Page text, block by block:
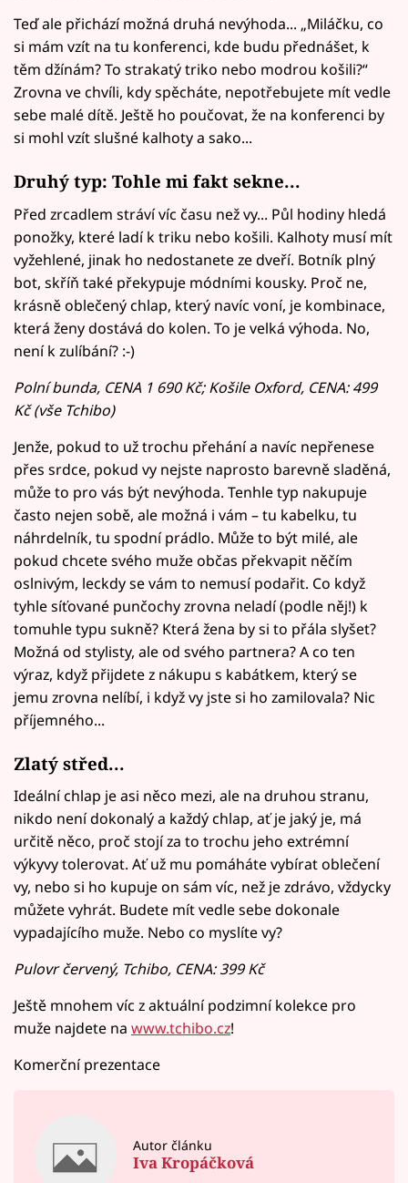
Teď ale přichází možná druhá nevýhoda... „Miláčku, co
si mám vzít na tu konferenci, kde budu přednášet, k
těm džínám? To strakatý triko nebo modrou košili?“
Zrovna ve chvíli, kdy spěcháte, nepotřebujete mít vedle
sebe malé dítě. Ještě ho poučovat, že na konferenci by
si mohl vzít slušné kalhoty a sako...
Druhý typ: Tohle mi fakt sekne...
Před zrcadlem stráví víc času než vy... Půl hodiny hledá
ponožky, které ladí k triku nebo košili. Kalhoty musí mít
vyžehlené, jinak ho nedostanete ze dveří. Botník plný
bot, skříň také překypuje módními kousky. Proč ne,
krásně oblečený chlap, který navíc voní, je kombinace,
která ženy dostává do kolen. To je velká výhoda. No,
není k zulíbání? :-)
Polní bunda, CENA 1 690 Kč; Košile Oxford, CENA: 499
Kč (vše Tchibo)
Jenže, pokud to už trochu přehání a navíc nepřenese
přes srdce, pokud vy nejste naprosto barevně sladěná,
může to pro vás být nevýhoda. Tenhle typ nakupuje
často nejen sobě, ale možná i vám – tu kabelku, tu
náhrdelník, tu spodní prádlo. Může to být milé, ale
pokud chcete svého muže občas překvapit něčím
oslnivým, leckdy se vám to nemusí podařit. Co když
tyhle síťované punčochy zrovna neladí (podle něj!) k
tomuhle typu sukně? Která žena by si to přála slyšet?
Možná od stylisty, ale od svého partnera? A co ten
výraz, když přijdete z nákupu s kabátkem, který se
jemu zrovna nelíbí, i když vy jste si ho zamilovala? Nic
příjemného...
Zlatý střed...
Ideální chlap je asi něco mezi, ale na druhou stranu,
nikdo není dokonalý a každý chlap, ať je jaký je, má
určitě něco, proč stojí za to trochu jeho extrémní
výkyvy tolerovat. Ať už mu pomáháte vybírat oblečení
vy, nebo si ho kupuje on sám víc, než je zdrávo, vždycky
můžete vyhrát. Budete mít vedle sebe dokonale
vypadajícího muže. Nebo co myslíte vy?
Pulovr červený, Tchibo, CENA: 399 Kč
Ještě mnohem víc z aktuální podzimní kolekce pro
muže najdete na www.tchibo.cz!
Komerční prezentace
Autor článku
Iva Kropáčková